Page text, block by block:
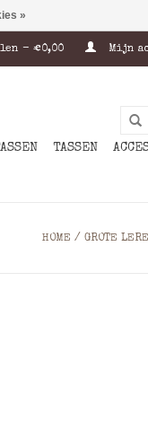
- €0,00 Mijn
TASSEN
HOME / GROTE
»